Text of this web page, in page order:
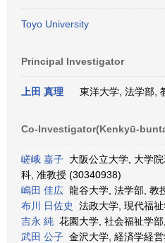
Toyo University
Principal Investigator
上田 真理 東洋大学, 法学部,
Co-Investigator(Kenkyū-
嵯峨 嘉子 大阪公立大学, 大学
科, 准教授 (30340938)
嶋田 佳広 龍谷大学, 法学部, 教
布川 日佐史
法政大学, 現代福
吉永 純 花園大学, 社会福祉学
武田 公子 金沢大学, 経済学経